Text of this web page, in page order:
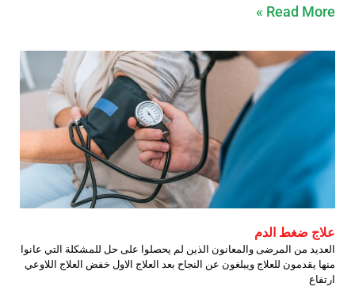
Read More »
علاج ضغط الدم
العديد من المرضى والمعانون الذين لم يحصلوا على حل للمشكلة التي عانوا
منها يقدمون للعلاج ويبلغون عن النجاح بعد العلاج الاول خفض العلاج اللاوعي
ارتفاع